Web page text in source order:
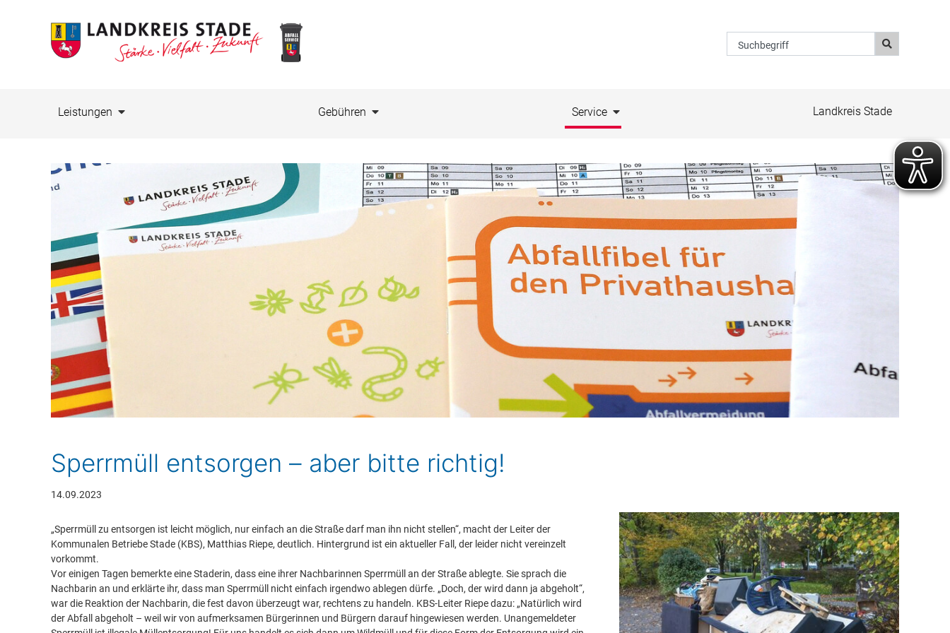
Suchbegriff
Leistungen Gebühren Service Landkreis Stade
Sperrmüll entsorgen – aber bitte richtig!
14.09.2023
„Sperrmüll zu entsorgen ist leicht möglich, nur einfach an die Straße darf man ihn nicht stellen“, macht der Leiter der
Kommunalen Betriebe Stade (KBS), Matthias Riepe, deutlich. Hintergrund ist ein aktueller Fall, der leider nicht vereinzelt
vorkommt.
Vor einigen Tagen bemerkte eine Staderin, dass eine ihrer Nachbarinnen Sperrmüll an der Straße ablegte. Sie sprach die
Nachbarin an und erklärte ihr, dass man Sperrmüll nicht einfach irgendwo ablegen dürfe. „Doch, der wird dann ja abgeholt“,
war die Reaktion der Nachbarin, die fest davon überzeugt war, rechtens zu handeln. KBS-Leiter Riepe dazu: „Natürlich wird
der Abfall abgeholt – weil wir von aufmerksamen Bürgerinnen und Bürgern darauf hingewiesen werden. Unangemeldeter